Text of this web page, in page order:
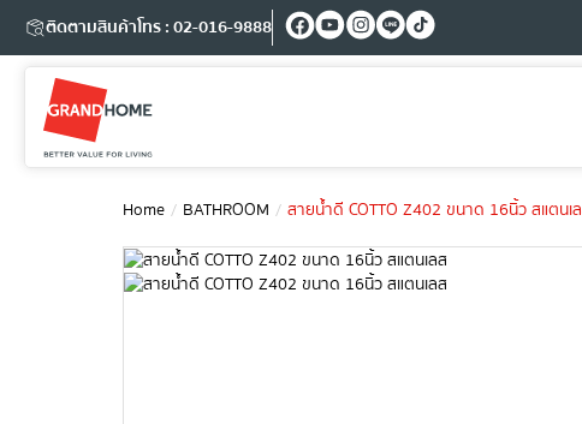
ติดตามสินค้าโทร : 02-016-9888
Home BATHROOM สายน้ำดี COTTO Z402 ขนาด 16นิ้ว สแตนเ